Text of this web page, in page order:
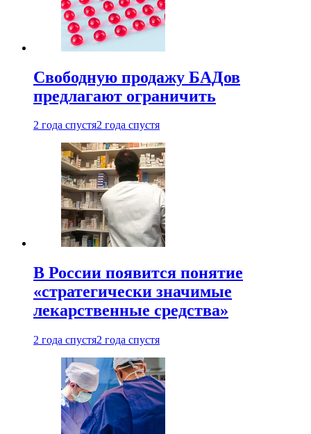
Свободную продажу БАДов
предлагают ограничить
2 года спустя2 года спустя
В России появится понятие
«стратегически значимые
лекарственные средства»
2 года спустя2 года спустя